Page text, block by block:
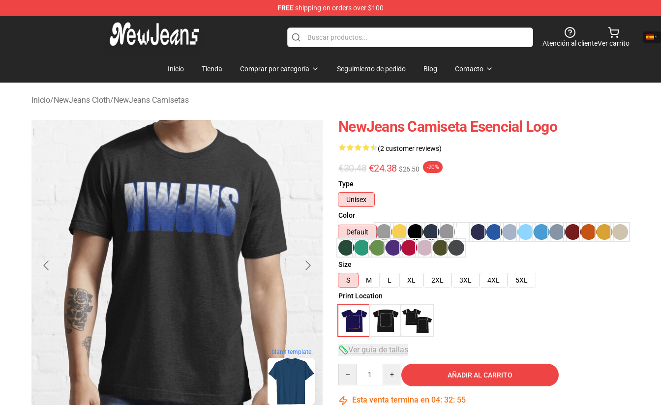
FREEshipping on orders over $100
NewJeans Store - Official NewJeans Merchandise Shop
Atención al clienteVer carrito
Inicio Tienda Comprar por categoría Seguimiento de pedido Blog Contacto
Inicio/NewJeans Cloth/NewJeans Camisetas
blank template
NewJeans Camiseta Esencial Logo
(2 customer reviews)
€30.48 €24.38 $26.50 -20%
Type
Unisex
Color
Default
Size
S
M L XL 2XL 3XL 4XL
5XL
Print Location
Ver guía de tallas
AÑADIR AL CARRITO
Esta venta termina en 04: 32: 54